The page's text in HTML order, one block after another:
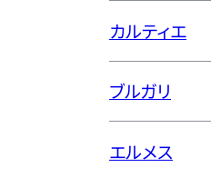
カルティエ
ブルガリ
エルメス